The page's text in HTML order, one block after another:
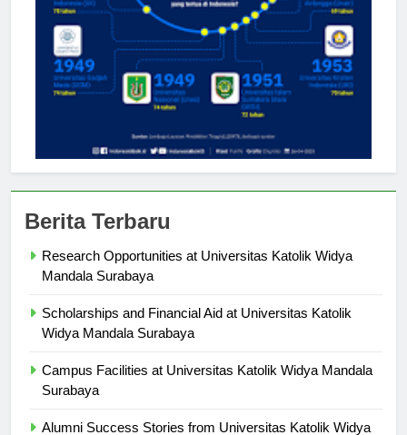
Research Opportunities at Universitas Katolik Widya
Scholarships and Financial Aid at Universitas Katolik
Campus Facilities at Universitas Katolik Widya Mandala